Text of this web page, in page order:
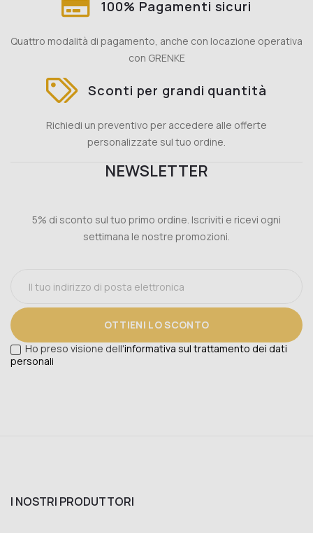
100% Pagamenti sicuri
Quattro modalità di pagamento, anche con locazione operativa
con GRENKE
Sconti per grandi quantità
Richiedi un preventivo per accedere alle offerte
personalizzate sul tuo ordine.
NEWSLETTER
5% di sconto sul tuo primo ordine. Iscriviti e ricevi ogni
settimana le nostre promozioni.
OTTIENI LO SCONTO
Ho preso visione dell'informativa sul trattamento dei dati
personali
I NOSTRI PRODUTTORI